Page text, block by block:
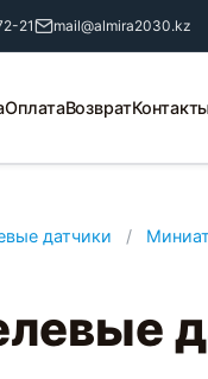
21 mail@almira2030.kz
ОплатаВозвратКонтакты
датчики /